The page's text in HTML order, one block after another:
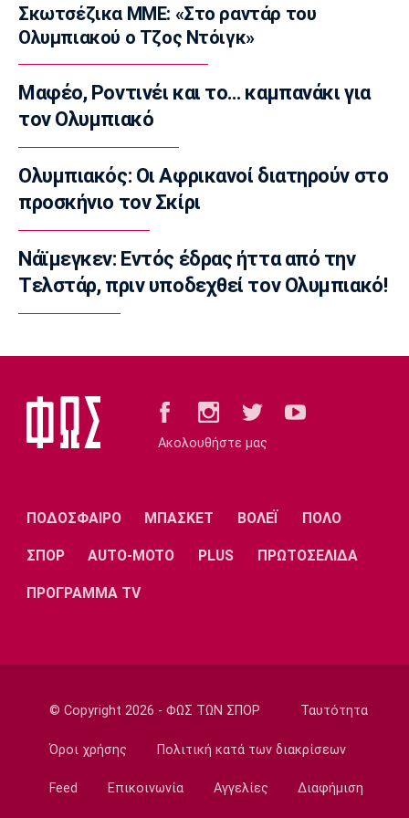
Επικαιρότητα
Μηχανή της ΔΙΑΣ συγκρούστηκε με ΙΧ - Δύο
αστυνομικοί τραυματίες
07:35
Αυτοκίνητο
Οι τιμές του Renault Clio
Επικαιρότητα
Καιρός: Υψηλές θερμοκρασίες σε όλη τη
χώρα
07:05
Γ Εθνική
Επανεκκίνηση στην Ηλιούπολη
Ολυμπιακό
Προδρομίδη: «Ήταν θέμα εγωισμού»
Ποδόσφαιρο - Διεθνή
Μάντσεστερ Γιουνάιτεντ
Σκωτσέζικα ΜΜΕ: «Στο ραντάρ του
Ολυμπιακού ο Τζος Ντόιγκ»
Μαφέο, Ροντινέι και το… καμπανάκι για
τον Ολυμπιακό
Ολυμπιακός: Οι Αφρικανοί διατηρούν στο
προσκήνιο τον Σκίρι
Νάϊμεγκεν: Εντός έδρας ήττα από την
Tελστάρ, πριν υποδεχθεί τον Ολυμπιακό!
Ακολουθήστε μας
ΠΟΔΟΣΦΑΙΡΟ ΜΠΑΣΚΕΤ ΒΟΛΕΪ ΠΟΛΟ
ΣΠΟΡ AUTO-MOTO PLUS ΠΡΩΤΟΣΕΛΙΔΑ
ΠΡΟΓΡΑΜΜΑ TV
© Copyright 2026 - ΦΩΣ ΤΩΝ ΣΠΟΡ Ταυτότητα
Όροι χρήσης Πολιτική κατά των διακρίσεων
Feed Επικοινωνία Αγγελίες Διαφήμιση